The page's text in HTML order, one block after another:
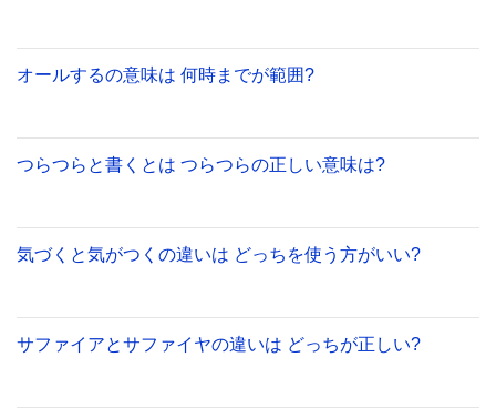
オールするの意味は 何時までが範囲?
つらつらと書くとは つらつらの正しい意味は?
気づくと気がつくの違いは どっちを使う方がいい?
サファイアとサファイヤの違いは どっちが正しい?